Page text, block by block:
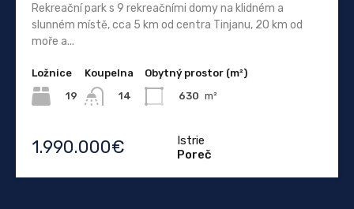
Rekreační park s 9 rekreačními domy na klidném a
slunném místě, cca 5 km od centra Tinjanu, 20 km od
moře a...
Ložnice
19
Koupelna
14
Obytný prostor (m²)
630 m²
1.990.000€
Istrie
Poreč